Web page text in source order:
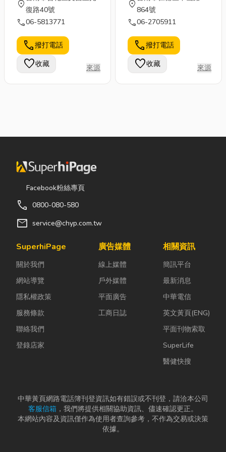
location_on
復路40號
call06-5813771
call撥打電話
favorite收藏 來源
location_on
864號
call06-2705911
call撥打電話
favorite收藏 來源
Facebook粉絲專頁
call 0800-080-580
mail service@chyp.com.tw
SuperhiPage
關於我們
網站導覽
隱私權政策
服務條款
聯絡我們
登錄店家
廣告媒體
線上媒體
戶外媒體
平面廣告
工商日誌
相關資訊
簡訊平台
最新消息
中華電信
英文黃頁(ENG)
平面刊物索取
SuperLife
醫健快搜
中華黃頁網路電話簿刊登資訊如有錯誤或不刊登，請洽本公司
客服信箱 ，我們將提供相關協助資訊、儘速確認更正。
本網站內容及資訊僅作為使用者查詢參考，不作為交易或決策
依據。